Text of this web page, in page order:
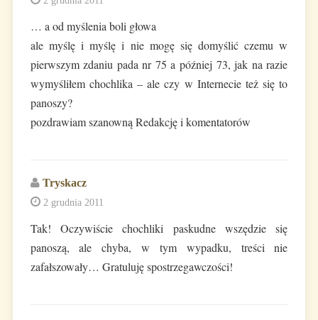
… a od myślenia boli głowa
ale myślę i myślę i nie mogę się domyślić czemu w
pierwszym zdaniu pada nr 75 a później 73, jak na razie
wymyśliłem chochlika – ale czy w Internecie też się to
panoszy?
pozdrawiam szanowną Redakcję i komentatorów
Tryskacz
2 grudnia 2011
Tak! Oczywiście chochliki paskudne wszędzie się
panoszą, ale chyba, w tym wypadku, treści nie
zafałszowały… Gratuluję spostrzegawczości!